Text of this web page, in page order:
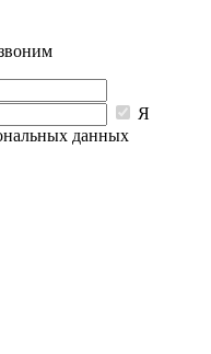
Я
данных